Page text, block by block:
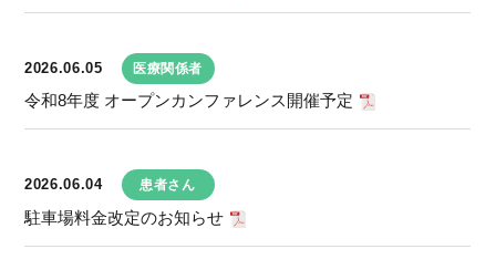
2026.06.05 医療関係者
令和8年度 オープンカンファレンス開催予定
2026.06.04 患者さん
駐車場料金改定のお知らせ